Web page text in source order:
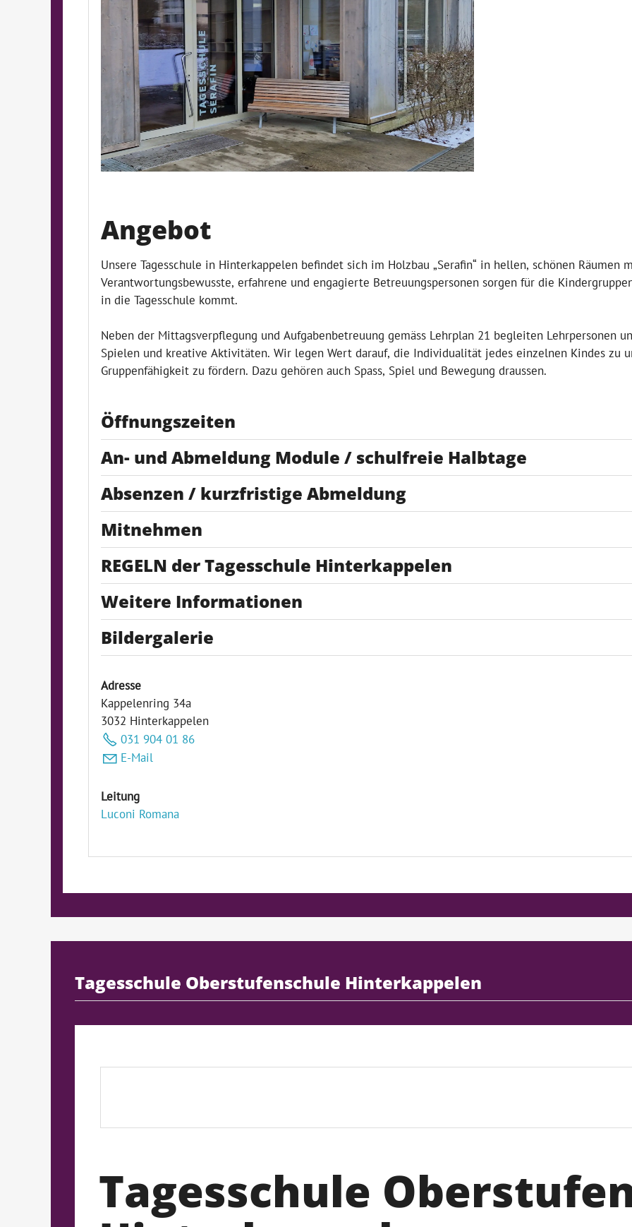
Angebot
Unsere Tagesschule in Hinterkappelen befindet sich im Holzbau „Serafin“ in hellen, schönen Räumen
Verantwortungsbewusste, erfahrene und engagierte Betreuungspersonen sorgen für die
in die Tagesschule kommt.
Neben der Mittagsverpflegung und Aufgabenbetreuung gemäss Lehrplan 21 begleiten Lehrpersonen
Spielen und kreative Aktivitäten. Wir legen Wert darauf, die Individualität jedes einzelnen Kindes zu
Gruppenfähigkeit zu fördern. Dazu gehören auch Spass, Spiel und Bewegung draussen.
Öffnungszeiten
An- und Abmeldung Module / schulfreie Halbtage
Absenzen / kurzfristige Abmeldung
Mitnehmen
REGELN der Tagesschule Hinterkappelen
Weitere Informationen
Bildergalerie
Adresse
Kappelenring 34a
3032 Hinterkappelen
031 904 01 86
E-Mail
Leitung
Luconi Romana
Tagesschule Oberstufenschule Hinterkappelen
Tagesschule